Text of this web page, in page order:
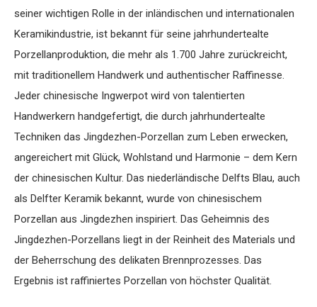
seiner wichtigen Rolle in der inländischen und internationalen
Keramikindustrie, ist bekannt für seine jahrhundertealte
Porzellanproduktion, die mehr als 1.700 Jahre zurückreicht,
mit traditionellem Handwerk und authentischer Raffinesse.
Jeder chinesische Ingwerpot wird von talentierten
Handwerkern handgefertigt, die durch jahrhundertealte
Techniken das Jingdezhen-Porzellan zum Leben erwecken,
angereichert mit Glück, Wohlstand und Harmonie – dem Kern
der chinesischen Kultur. Das niederländische Delfts Blau, auch
als Delfter Keramik bekannt, wurde von chinesischem
Porzellan aus Jingdezhen inspiriert. Das Geheimnis des
Jingdezhen-Porzellans liegt in der Reinheit des Materials und
der Beherrschung des delikaten Brennprozesses. Das
Ergebnis ist raffiniertes Porzellan von höchster Qualität.